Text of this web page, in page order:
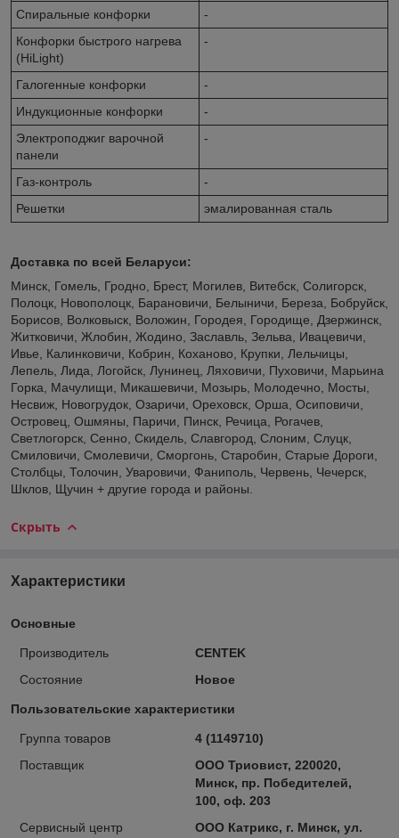
Спиральные конфорки
-
Конфорки быстрого нагрева
(HiLight)
-
Галогенные конфорки
-
Индукционные конфорки
-
Электроподжиг варочной
панели
-
Газ-контроль
-
Решетки
эмалированная сталь
Доставка по всей Беларуси:
Минск, Гомель, Гродно, Брест, Могилев, Витебск, Солигорск,
Полоцк, Новополоцк, Барановичи, Белыничи, Береза, Бобруйск,
Борисов, Волковыск, Воложин, Городея, Городище, Дзержинск,
Житковичи, Жлобин, Жодино, Заславль, Зельва, Ивацевичи,
Ивье, Калинковичи, Кобрин, Коханово, Крупки, Лельчицы,
Лепель, Лида, Логойск, Лунинец, Ляховичи, Пуховичи, Марьина
Горка, Мачулищи, Микашевичи, Мозырь, Молодечно, Мосты,
Несвиж, Новогрудок, Озаричи, Ореховск, Орша, Осиповичи,
Островец, Ошмяны, Паричи, Пинск, Речица, Рогачев,
Светлогорск, Сенно, Скидель, Славгород, Слоним, Слуцк,
Смиловичи, Смолевичи, Сморгонь, Старобин, Старые Дороги,
Столбцы, Толочин, Уваровичи, Фаниполь, Червень, Чечерск,
Шклов, Щучин + другие города и районы.
Скрыть
Характеристики
Основные
Производитель
CENTEK
Состояние
Новое
Пользовательские характеристики
Группа товаров
4 (1149710)
Поставщик
ООО Триовист, 220020,
Минск, пр. Победителей,
100, оф. 203
Сервисный центр
ООО Катрикс, г. Минск, ул.